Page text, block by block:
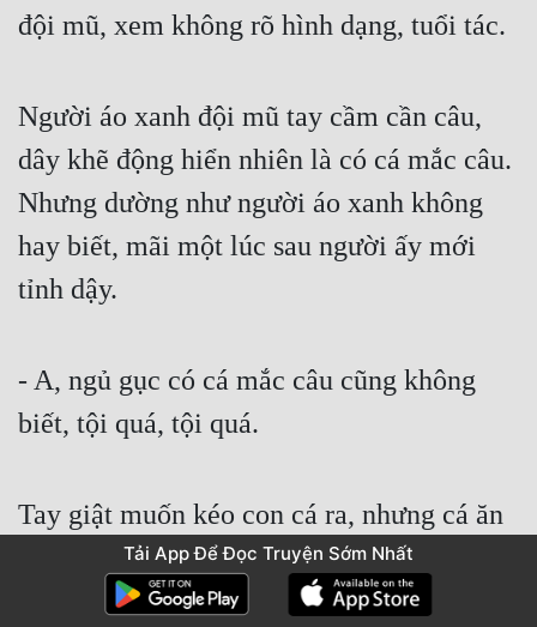
đội mũ, xem không rõ hình dạng, tuổi tác.
Người áo xanh đội mũ tay cầm cần câu,
dây khẽ động hiển nhiên là có cá mắc câu.
Nhưng dường như người áo xanh không
hay biết, mãi một lúc sau người ấy mới
tỉnh dậy.
- A, ngủ gục có cá mắc câu cũng không
biết, tội quá, tội quá.
Tay giật muốn kéo con cá ra, nhưng cá ăn
hết mồi chẳng biết bơi đi đâu rồi.
Tải App Để Đọc Truyện Sớm Nhất